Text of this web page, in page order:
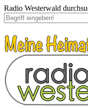
Radio Westerwald